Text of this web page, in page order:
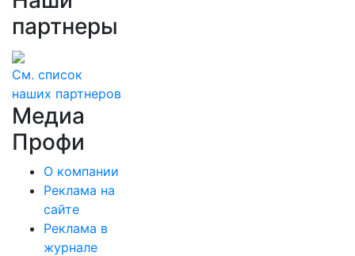
партнеры
См. список
наших партнеров
Медиа
Профи
О компании
Реклама на
сайте
Реклама в
журнале